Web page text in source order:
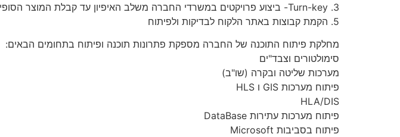
3. Turn-key- ביצוע פרויקטים במשרדי החברה משלב האיפיון עד קבלת המוצר הסופי אצל הלקוח באיכות גבוהה ביותר ועל פי הנדרש על ידי הלקוח
5. הקמת קבוצות באתר הלקוח לבדיקות ולפיתוח
מחלקת פיתוח התוכנה של החברה מספקת פתרונות תוכנה ופיתוח בתחומים הבאים:
סימולטורים וצבד"ים
מערכות שליטה ובקרה (שו"ב)
פיתוח מערכות GIS ו HLS
HLA/DIS
פיתוח מערכות עתירות DataBase
פיתוח בסביבות Microsoft